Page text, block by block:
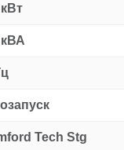
кВА
Tech Stg